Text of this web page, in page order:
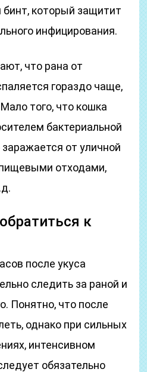
бинт, который защитит
инфицирования.
что рана от
гораздо чаще,
того, что кошка
бактериальной
от уличной
отходами,
к
после укуса
следить за раной и
Понятно, что после
однако при сильных
интенсивном
обязательно